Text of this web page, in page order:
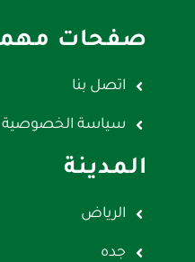
صفحات
اتصل بنا
سياسة الخصوصية
المدينة
الرياض
جده